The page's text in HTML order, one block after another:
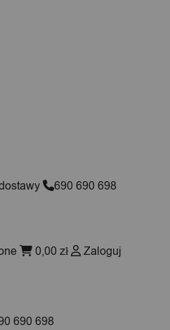
690 690 698
0,00 zł
Zaloguj
690 698